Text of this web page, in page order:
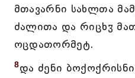
მთავარნი სახლთა
ძალითა და რიცხჳ
ოცდათორმეტ.
8და ძენი